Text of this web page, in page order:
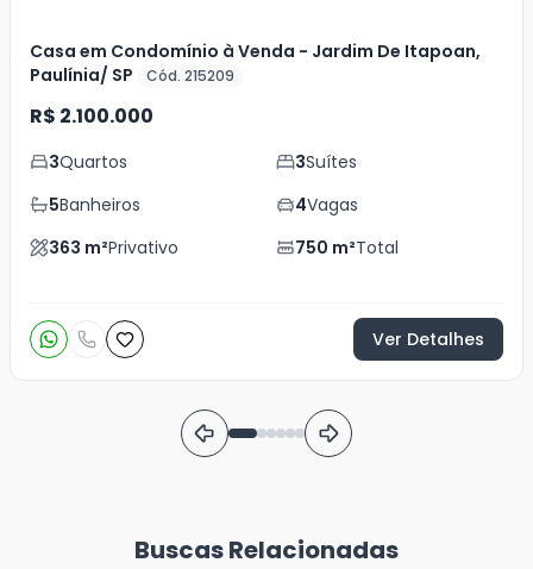
Casa em Condomínio à Venda - Jardim De Itapoan,
Paulínia/ SP
Cód. 215209
R$ 2.100.000
3Quartos 3Suítes
5Banheiros 4Vagas
363 m²Privativo 750 m²Total
Ver Detalhes
Buscas Relacionadas